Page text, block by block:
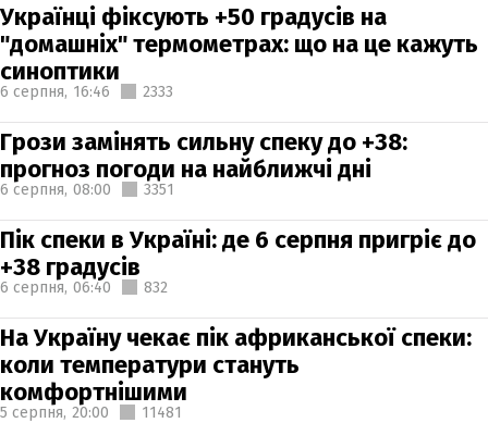
Українці фіксують +50 градусів на
"домашніх" термометрах: що на це кажуть
синоптики
6 серпня, 16:46 2333
Грози замінять сильну спеку до +38:
прогноз погоди на найближчі дні
6 серпня, 08:00 3351
Пік спеки в Україні: де 6 серпня пригріє до
+38 градусів
6 серпня, 06:40 832
На Україну чекає пік африканської спеки:
коли температури стануть
комфортнішими
5 серпня, 20:00 11481